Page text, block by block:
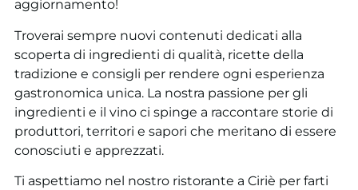
aggiornamento!
Troverai sempre nuovi contenuti dedicati alla
scoperta di ingredienti di qualità, ricette della
tradizione e consigli per rendere ogni esperienza
gastronomica unica. La nostra passione per gli
ingredienti e il vino ci spinge a raccontare storie di
produttori, territori e sapori che meritano di essere
conosciuti e apprezzati.
Ti aspettiamo nel nostro ristorante a Ciriè per farti